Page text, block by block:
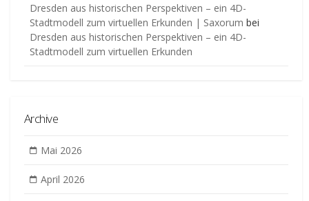
Dresden aus historischen Perspektiven – ein 4D-
Stadtmodell zum virtuellen Erkunden | Saxorum bei
Dresden aus historischen Perspektiven – ein 4D-
Stadtmodell zum virtuellen Erkunden
Archive
Mai 2026
April 2026